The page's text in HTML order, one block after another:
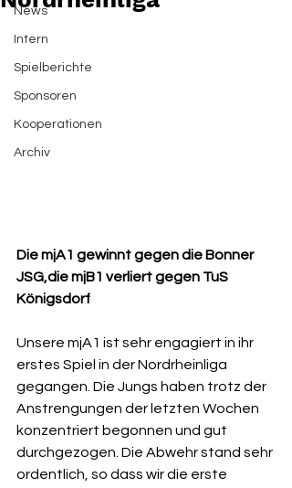
News
Intern
Spielberichte
Sponsoren
Kooperationen
Archiv
Die mjA1 gewinnt gegen die Bonner
JSG,die mjB1 verliert gegen TuS
Königsdorf
Unsere mjA1 ist sehr engagiert in ihr
erstes Spiel in der Nordrheinliga
gegangen. Die Jungs haben trotz der
Anstrengungen der letzten Wochen
konzentriert begonnen und gut
durchgezogen. Die Abwehr stand sehr
ordentlich, so dass wir die erste